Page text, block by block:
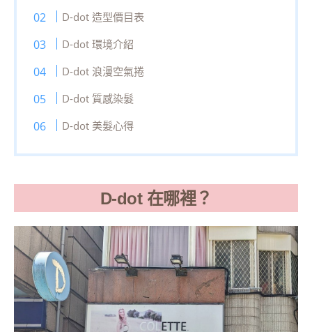
D-dot 造型價目表
D-dot 環境介紹
D-dot 浪漫空氣捲
D-dot 質感染髮
D-dot 美髮心得
D-dot 在哪裡？